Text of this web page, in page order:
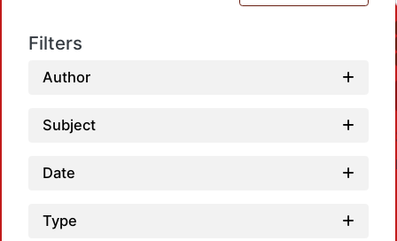
Filters
Author
Subject
Date
Type